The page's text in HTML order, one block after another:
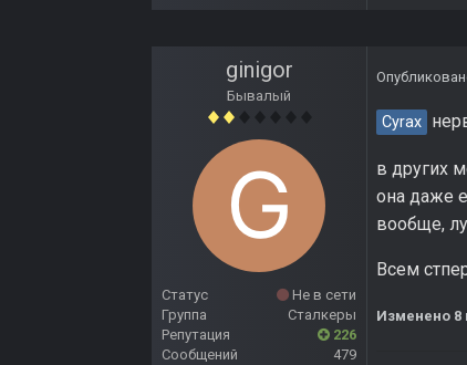
ginigor
Бывалый
Статус
Не в сети
Группа
Сталкеры
Репутация
226
Сообщений
479
Cyrax
в других
она даже
вообще,
Всем
Изменено 8